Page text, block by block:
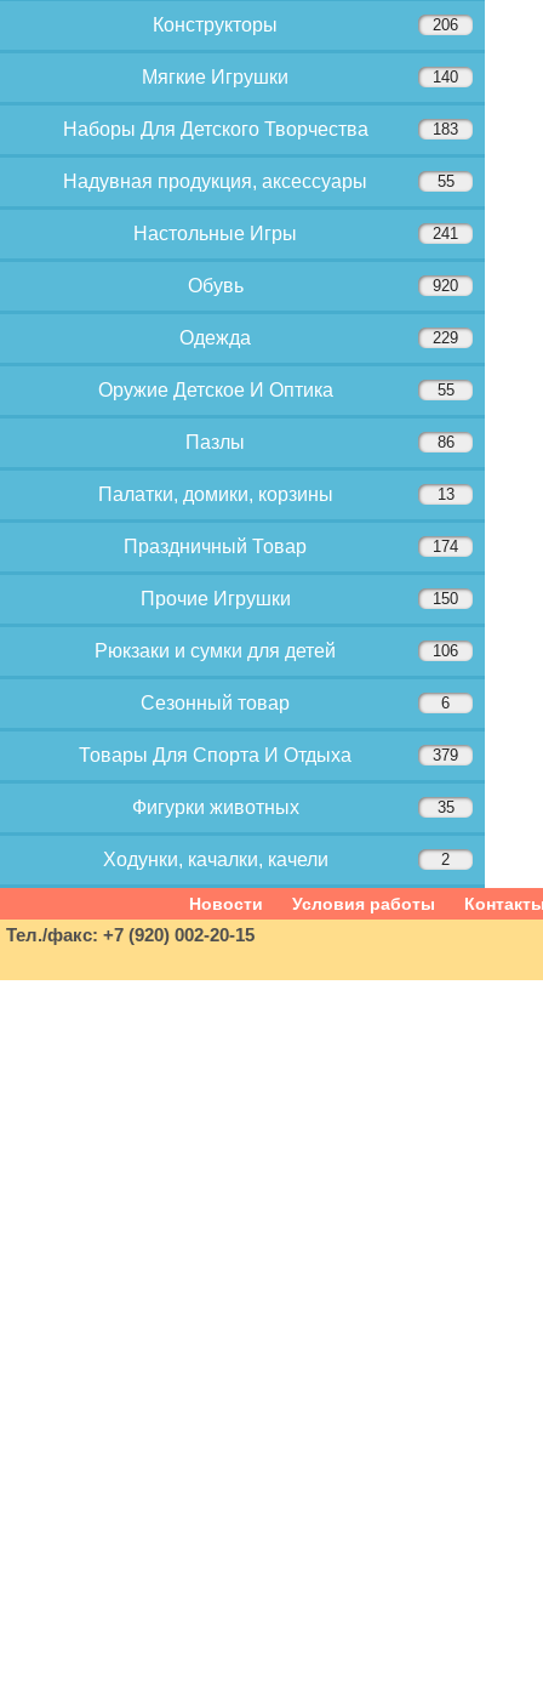
Конструкторы 206
Мягкие Игрушки 140
Наборы Для Детского Творчества 183
Надувная продукция, аксессуары 55
Настольные Игры 241
Обувь 920
Одежда 229
Оружие Детское И Оптика 55
Пазлы 86
Палатки, домики, корзины 13
Праздничный Товар 174
Прочие Игрушки 150
Рюкзаки и сумки для детей 106
Сезонный товар 6
Товары Для Спорта И Отдыха 379
Фигурки животных 35
Ходунки, качалки, качели 2
Новости Условия работы
Тел./факс: +7 (920) 002-20-15